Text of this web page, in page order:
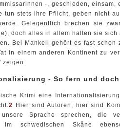
-, geschieden,
tun stets ihre Pflicht, geben nicht
Gelegentlich brechen sie
doch alles in allem halten sie
Bei Mankell gehört es fast
in einem anderen Kontinent zu
zeigen.
- So fern und
Krimi eine
2 Hier sind Autoren, hier sind
Sprache sprechen, die
im schwedischen Skåne